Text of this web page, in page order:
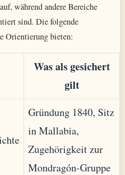
während andere Bereiche
sind. Die folgende
Orientierung bieten:
Was als gesichert
gilt
Gründung 1840, Sitz
in Mallabia,
Zugehörigkeit zur
Mondragón-Gruppe